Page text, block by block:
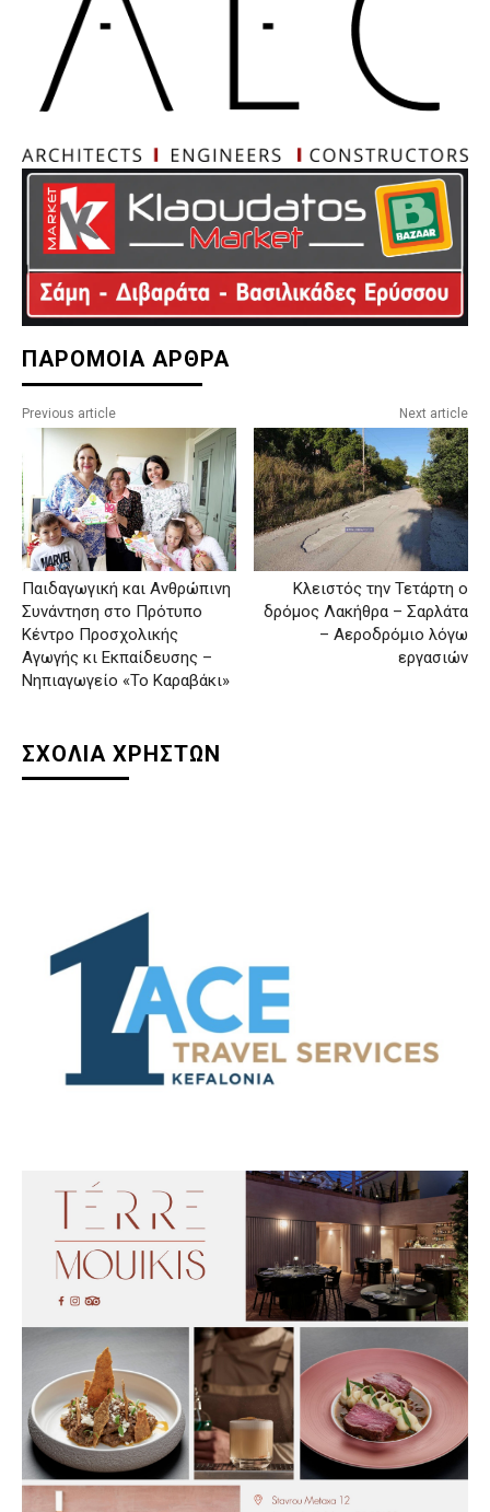
ΠΑΡΟΜΟΙΑ ΑΡΘΡΑ
Previous article
Παιδαγωγική και Ανθρώπινη
Συνάντηση στο Πρότυπο
Κέντρο Προσχολικής
Αγωγής κι Εκπαίδευσης –
Νηπιαγωγείο «Το Καραβάκι»
Next article
Κλειστός την Τετάρτη ο
δρόμος Λακήθρα – Σαρλάτα
– Αεροδρόμιο λόγω
εργασιών
ΣΧΟΛΙΑ ΧΡΗΣΤΩΝ